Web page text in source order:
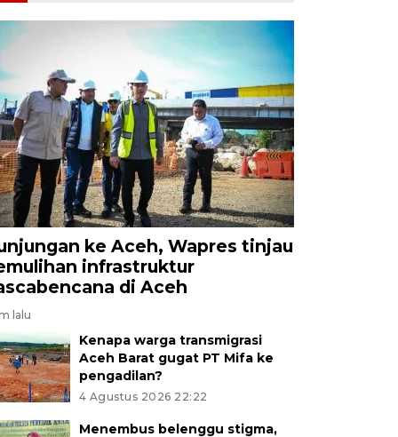
ke Aceh, Wapres tinjau
infrastruktur
di Aceh
lalu
Kenapa warga transmigrasi
Aceh Barat gugat PT Mifa ke
pengadilan?
4 Agustus 2026 22:22
Menembus belenggu stigma,